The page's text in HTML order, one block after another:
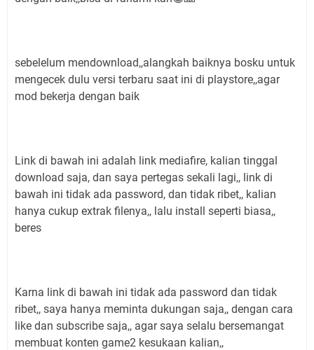
sebelelum mendownload,,alangkah baiknya bosku untuk
mengecek dulu versi terbaru saat ini di playstore,,agar
mod bekerja dengan baik
Link di bawah ini adalah link mediafire, kalian tinggal
download saja, dan saya pertegas sekali lagi,, link di
bawah ini tidak ada password, dan tidak ribet,, kalian
hanya cukup extrak filenya,, lalu install seperti biasa,,
beres
Karna link di bawah ini tidak ada password dan tidak
ribet,, saya hanya meminta dukungan saja,, dengan cara
like dan subscribe saja,, agar saya selalu bersemangat
membuat konten game2 kesukaan kalian,,